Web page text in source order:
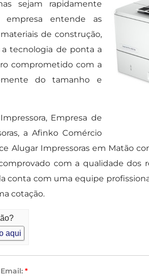
sejam rapidamente
empresa entende as
de construção,
tecnologia de ponta a
comprometido com a
do tamanho e
Empresa de
a Afinko Comércio
Alugar Impressoras em Matão
com a qualidade dos
conta com uma equipe
cotação.
aqui
Email: *